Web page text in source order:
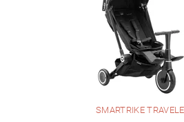
SMARTRIKE